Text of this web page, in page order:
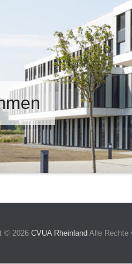
© 2026 CVUA Rheinland Alle Rechte